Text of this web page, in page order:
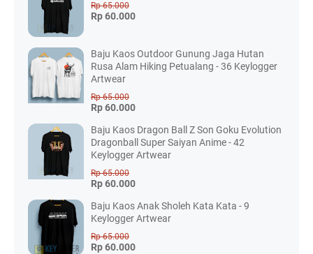
Rp 65.000
Rp 60.000
Baju Kaos Outdoor Gunung Jaga Hutan
Rusa Alam Hiking Petualang - 36 Keylogger
Artwear
Rp 65.000
Rp 60.000
Baju Kaos Dragon Ball Z Son Goku Evolution
Dragonball Super Saiyan Anime - 42
Keylogger Artwear
Rp 65.000
Rp 60.000
Baju Kaos Anak Sholeh Kata Kata - 9
Keylogger Artwear
Rp 65.000
Rp 60.000